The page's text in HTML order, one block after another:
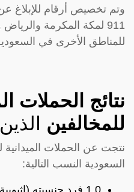
وتم تخصيص أرقام للإبلاغ
للمناطق الأخرى في
نتائج الحملات
للمخالفين
نتجت عن الحملات
السعودية النسب التالية:
1.0 فرد جنسيته (إثيوبية).